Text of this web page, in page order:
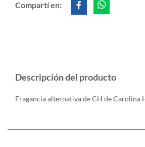
Compartí en:
Descripción del producto
Fragancia alternativa de CH de Carolina